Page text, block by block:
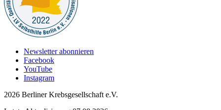
Newsletter abonnieren
Facebook
YouTube
Instagram
2026 Berliner Krebsgesellschaft e.V.